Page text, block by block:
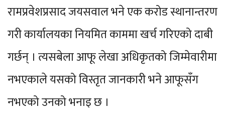
रामप्रवेशप्रसाद जयसवाल भने एक करोड स्थानान्तरण
गरी कार्यालयका नियमित काममा खर्च गरिएको दाबी
गर्छन् । त्यसबेला आफू लेखा अधिकृतको जिम्मेवारीमा
नभएकाले यसको विस्तृत जानकारी भने आफूसँग
नभएको उनको भनाइ छ ।